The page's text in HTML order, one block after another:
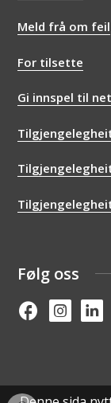
Meld frå om feil
For tilsette
Gi innspel til
Følg oss
FacebookInstagram